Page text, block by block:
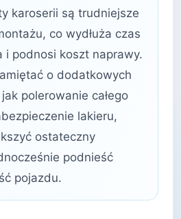
karoserii są trudniejsze
co wydłuża czas
i podnosi koszt naprawy.
o dodatkowych
polerowanie całego
lakieru,
ostateczny
podnieść
pojazdu.